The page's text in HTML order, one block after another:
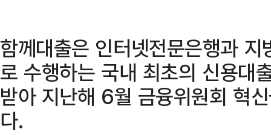
함께대출은 인터넷전문은행과
로 수행하는 국내 최초의 신용대
받아 지난해 6월 금융위원회 혁
다.